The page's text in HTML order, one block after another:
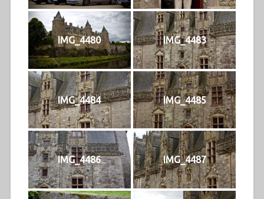
IMG_4480 IMG_4483
IMG_4484 IMG_4485
IMG_4486 IMG_4487